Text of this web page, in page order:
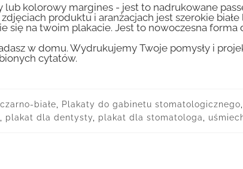
lub kolorowy margines - jest to nadrukowane
produktu i aranżacjach jest szerokie
się na twoim plakacie. Jest to nowoczesna forma
w domu. Wydrukujemy Twoje pomysły i
cytatów.
białe Plakaty do gabinetu stomatologicznego
plakat dla dentysty plakat dla stomatologa